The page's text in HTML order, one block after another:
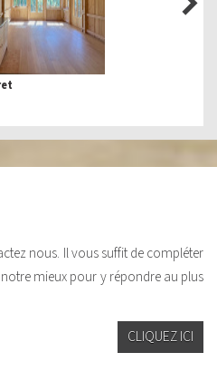
nous. Il vous suffit de compléter
mieux pour y répondre au plus
CLIQUEZ ICI